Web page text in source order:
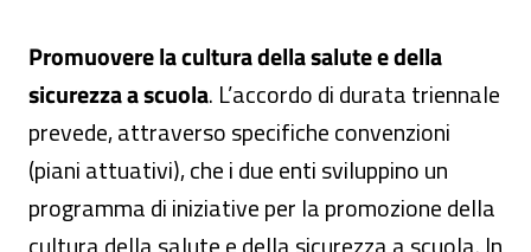
Promuovere la cultura della salute e della
sicurezza a scuola. L’accordo di durata triennale
prevede, attraverso specifiche convenzioni
(piani attuativi), che i due enti sviluppino un
programma di iniziative per la promozione della